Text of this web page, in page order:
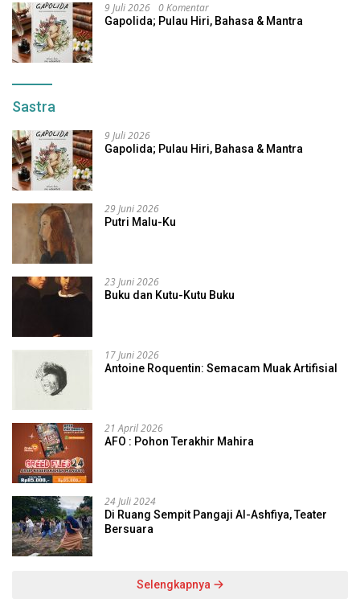
9 Juli 2026 0 Komentar
Gapolida; Pulau Hiri, Bahasa & Mantra
Sastra
9 Juli 2026
Gapolida; Pulau Hiri, Bahasa & Mantra
29 Juni 2026
Putri Malu-Ku
23 Juni 2026
Buku dan Kutu-Kutu Buku
17 Juni 2026
Antoine Roquentin: Semacam Muak Artifisial
21 April 2026
AFO : Pohon Terakhir Mahira
24 Juli 2024
Di Ruang Sempit Pangaji Al-Ashfiya, Teater
Bersuara
Selengkapnya